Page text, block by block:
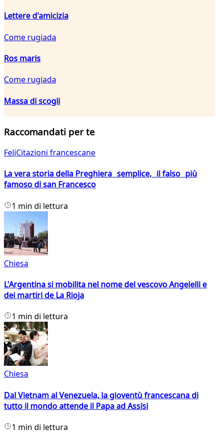
Lettere d'amicizia
Come rugiada
Ros maris
Come rugiada
Massa di scogli
Raccomandati per te
FeliCitazioni francescane
La vera storia della Preghiera semplice, il falso più
famoso di san Francesco
1 min di lettura
Chiesa
L'Argentina si mobilita nel nome del vescovo Angelelli e
dei martiri de La Rioja
1 min di lettura
Chiesa
Dal Vietnam al Venezuela, la gioventù francescana di
tutto il mondo attende il Papa ad Assisi
1 min di lettura